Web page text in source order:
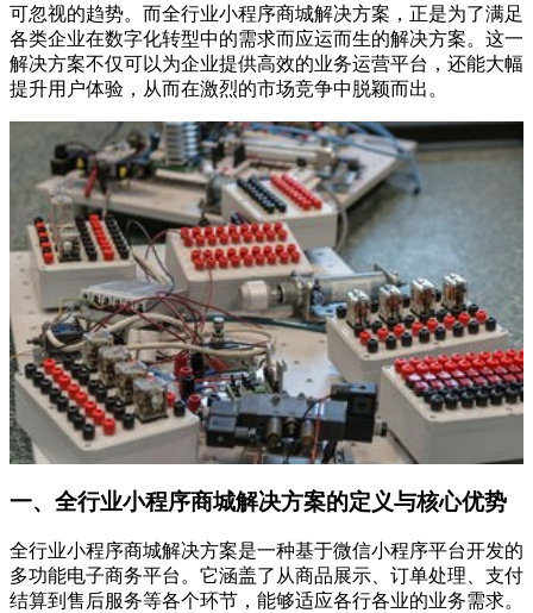
可忽视的趋势。而全行业小程序商城解决方案，正是为了满足
各类企业在数字化转型中的需求而应运而生的解决方案。这一
解决方案不仅可以为企业提供高效的业务运营平台，还能大幅
提升用户体验，从而在激烈的市场竞争中脱颖而出。
一、全行业小程序商城解决方案的定义与核心优势
全行业小程序商城解决方案是一种基于微信小程序平台开发的
多功能电子商务平台。它涵盖了从商品展示、订单处理、支付
结算到售后服务等各个环节，能够适应各行各业的业务需求。